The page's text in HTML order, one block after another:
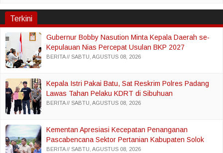
Terkini
Gubernur Bobby Nasution Minta Kepala Daerah se-
Kepulauan Nias Percepat Usulan BKP 2027
BERITA SABTU, AGUSTUS 08, 2026
Kepala Istri Pakai Batu, Sat Reskrim Polres Padang
Lawas Tahan Pelaku KDRT di Sibuhuan
BERITA SABTU, AGUSTUS 08, 2026
Kementan Apresiasi Kecepatan Penanganan
Pascabencana Sektor Pertanian Kabupaten Solok
BERITA SABTU, AGUSTUS 08, 2026